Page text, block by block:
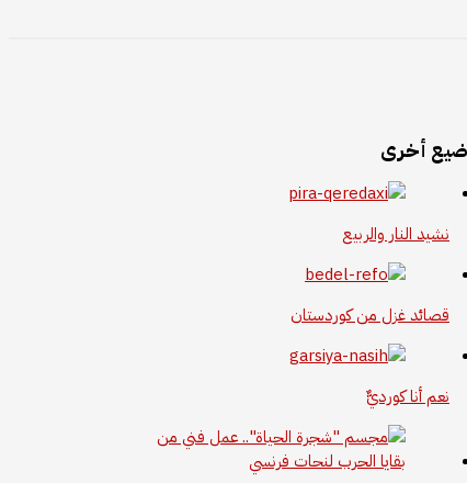
أخرى
نشيد النار والربيع
قصائد غزل من كوردستان
نعم أنا كورديٌّ